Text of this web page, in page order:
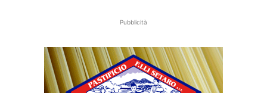
Pubblicità